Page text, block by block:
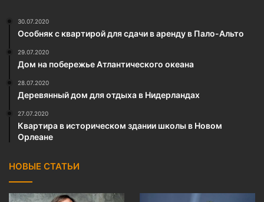
30.07.2020
Особняк с квартирой для сдачи в аренду в Пало-Альто
29.07.2020
Дом на побережье Атлантического океана
28.07.2020
Деревянный дом для отдыха в Нидерландах
27.07.2020
Квартира в историческом здании школы в Новом
Орлеане
НОВЫЕ СТАТЬИ